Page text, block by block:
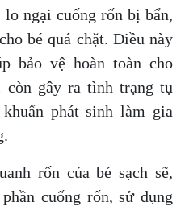
ngại cuống rốn bị bẩn,
bé quá chặt. Điều này
bảo vệ hoàn toàn cho
còn gây ra tình trạng tụ
phát sinh làm gia
rốn của bé sạch sẽ,
cuống rốn, sử dụng